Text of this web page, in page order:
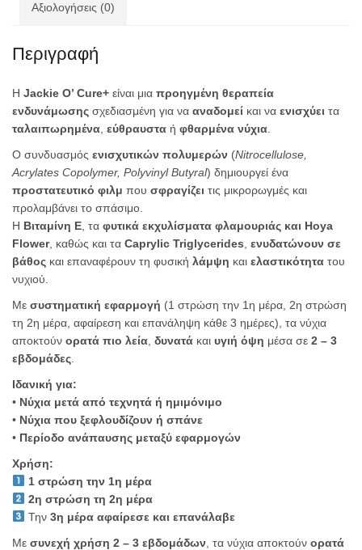
Αξιολογήσεις (0)
Περιγραφή
Η Jackie O’ Cure+ είναι μια προηγμένη θεραπεία
ενδυνάμωσης σχεδιασμένη για να αναδομεί και να ενισχύει τα
ταλαιπωρημένα εύθραυστα ή φθαρμένα νύχια
Ο συνδυασμός ενισχυτικών πολυμερών (Nitrocellulose,
Acrylates Copolymer, Polyvinyl Butyral) δημιουργεί ένα
προστατευτικό φιλμ που σφραγίζει τις μικρορωγμές και
προλαμβάνει το σπάσιμο.
Η Βιταμίνη E , τα φυτικά εκχυλίσματα φλαμουριάς και Hoya
Flower, καθώς και τα Caprylic Triglycerides ενυδατώνουν σε
βάθος και επαναφέρουν τη φυσική λάμψη και ελαστικότητα του
νυχιού.
Με συστηματική εφαρμογή (1 στρώση την 1η μέρα, 2η στρώση
τη 2η μέρα, αφαίρεση και επανάληψη κάθε 3 ημέρες), τα νύχια
αποκτούν ορατά πιο λεία δυνατά και υγιή όψη μέσα σε 2 – 3
εβδομάδες
Ιδανική για:
• Νύχια μετά από τεχνητά ή ημιμόνιμο
• Νύχια που ξεφλουδίζουν ή σπάνε
• Περίοδο ανάπαυσης μεταξύ εφαρμογών
Χρήση:
1 στρώση την 1η μέρα
2η στρώση τη 2η μέρα
Την 3η μέρα αφαίρεσε και επανάλαβε
Με συνεχή χρήση 2 – 3 εβδομάδων , τα νύχια αποκτούν ορατά